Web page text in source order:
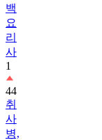
백
요
리
사
1
44
취
사
병,